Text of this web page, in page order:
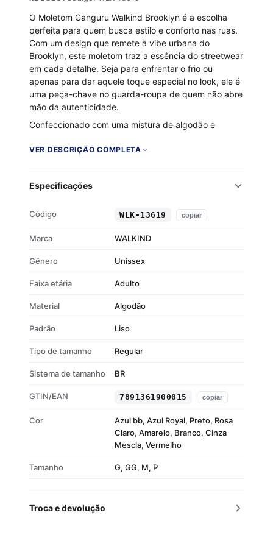
O Moletom Canguru Walkind Brooklyn é a escolha
perfeita para quem busca estilo e conforto nas ruas.
Com um design que remete à vibe urbana do
Brooklyn, este moletom traz a essência do streetwear
em cada detalhe. Seja para enfrentar o frio ou
apenas para dar aquele toque especial no look, ele é
uma peça-chave no guarda-roupa de quem não abre
mão da autenticidade.
Confeccionado com uma mistura de algodão e
aconchegante, graças ao seu interior flanelado. O
em ribana proporcionam um ajuste perfeito. É o
Tecido 50% algodão e 50% poliéster
Flanelado por dentro
Bolso canguru frontal
VER DESCRIÇÃO COMPLETA
Especificações
Código WLK-13619 copiar
Marca WALKIND
Gênero Unissex
Faixa etária Adulto
Material Algodão
Padrão Liso
Tipo de tamanho Regular
Sistema de tamanho BR
GTIN/EAN 7891361900015 copiar
Cor
Azul bb, Azul Royal, Preto, Rosa
Claro, Amarelo, Branco, Cinza
Mescla, Vermelho
Tamanho G, GG, M, P
Troca e devolução